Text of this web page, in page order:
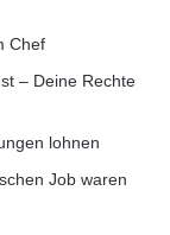
vom
Forschung
in
Chef
– Deine Rechte
lohnen
Job waren